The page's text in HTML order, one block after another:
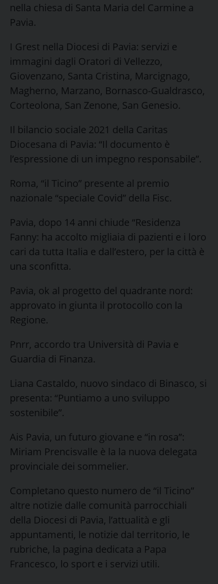
nella chiesa di Santa Maria del Carmine a
Pavia.
I Grest nella Diocesi di Pavia: servizi e
immagini dagli Oratori di Vellezzo,
Giovenzano, Santa Cristina, Marcignago,
Magherno, Marzano, Bornasco-Gualdrasco,
Corteolona, San Zenone, San Genesio.
Il bilancio sociale 2021 della Caritas
Diocesana di Pavia: “Il documento è
l’espressione di un impegno responsabile”.
Roma, “il Ticino” presente al premio
nazionale “speciale Covid” della Fisc.
Pavia, dopo 14 anni chiude “Residenza
Fanny: ha accolto migliaia di pazienti e i loro
cari da tutta Italia e dall’estero, per la città è
una sconfitta.
Pavia, ok al progetto del quadrante nord:
approvato in giunta il protocollo con la
Regione.
Pnrr, accordo tra Università di Pavia e
Guardia di Finanza.
Liana Castaldo, nuovo sindaco di Binasco, si
presenta: “Puntiamo a uno sviluppo
sostenibile”.
Ais Pavia, un futuro giovane e “in rosa”:
Miriam Prencisvalle è la la nuova delegata
provinciale dei sommelier.
Completano questo numero de “il Ticino”
altre notizie dalle comunità parrocchiali
della Diocesi di Pavia, l’attualità e gli
appuntamenti, le notizie dal territorio, le
rubriche, la pagina dedicata a Papa
Francesco, lo sport e i servizi utili.